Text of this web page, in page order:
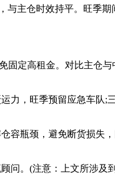
主仓时效持平。旺季
定高租金。对比主仓与
，旺季预留应急车队;
瓶颈，避免断货损失
。(注意：上文所涉及